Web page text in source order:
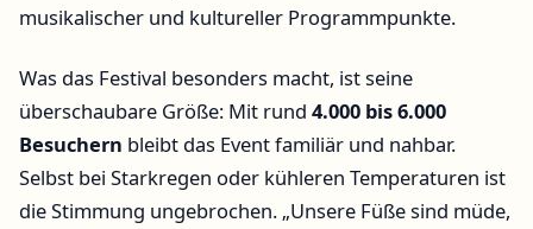
musikalischer und kultureller Programmpunkte.
Was das Festival besonders macht, ist seine
überschaubare Größe: Mit rund 4.000 bis 6.000
Besuchern bleibt das Event familiär und nahbar.
Selbst bei Starkregen oder kühleren Temperaturen ist
die Stimmung ungebrochen. „Unsere Füße sind müde,